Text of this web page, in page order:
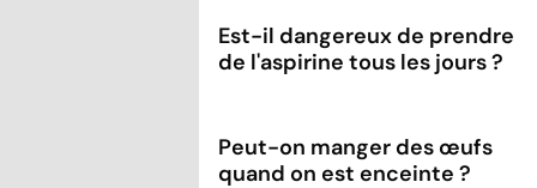
Est-il dangereux de prendre
de l'aspirine tous les jours ?
Peut-on manger des œufs
quand on est enceinte ?